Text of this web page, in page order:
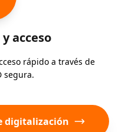
acceso
rápido a través de
segura.
digitalización